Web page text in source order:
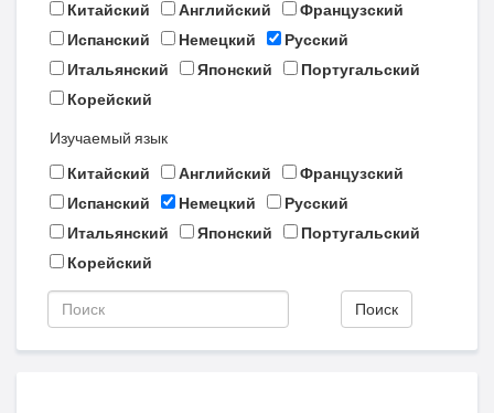
Китайский
Английский
Французский
Испанский
Немецкий
Русский
Итальянский
Японский
Португальский
Корейский
Изучаемый язык
Китайский
Английский
Французский
Испанский
Немецкий
Русский
Итальянский
Японский
Португальский
Корейский
Поиск